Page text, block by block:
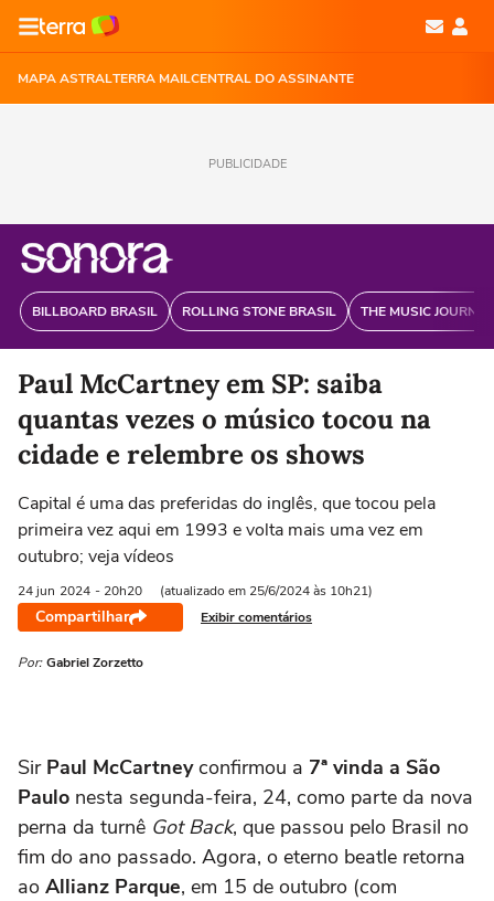
MAPA ASTRALTERRA MAILCENTRAL DO ASSINANTE
PUBLICIDADE
BILLBOARD BRASIL ROLLING STONE BRASIL THE MUSIC
Paul McCartney em SP: saiba
quantas vezes o músico tocou na
cidade e relembre os shows
Capital é uma das preferidas do inglês, que tocou pela
primeira vez aqui em 1993 e volta mais uma vez em
outubro; veja vídeos
24 jun 2024 - 20h20 (atualizado em 25/6/2024 às 10h21)
Compartilhar Exibir comentários
Por: Gabriel Zorzetto
Sir Paul McCartney confirmou a 7ª vinda a São
Paulo nesta segunda-feira, 24, como parte da nova
perna da turnê Got Back, que passou pelo Brasil no
fim do ano passado. Agora, o eterno beatle retorna
ao Allianz Parque, em 15 de outubro (com